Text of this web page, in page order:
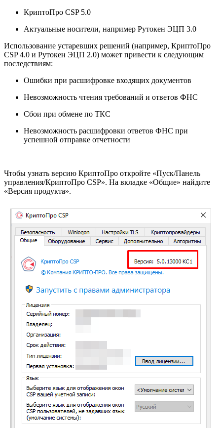
КриптоПро CSP 5.0
Актуальные носители, например Рутокен ЭЦП 3.0
Использование устаревших решений (например, КриптоПро
CSP 4.0 и Рутокен ЭЦП 2.0) может привести к следующим
последствиям:
Ошибки при расшифровке входящих документов
Невозможность чтения требований и ответов ФНС
Сбои при обмене по ТКС
Невозможность расшифровки ответов ФНС при
успешной отправке отчетности
Чтобы узнать версию КриптоПро откройте «Пуск/Панель
управления/КриптоПро CSP». На вкладке «Общие» найдите
«Версия продукта».